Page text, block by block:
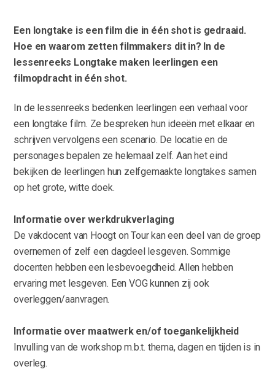
Een longtake is een film die in één shot is gedraaid.
Hoe en waarom zetten filmmakers dit in? In de
lessenreeks Longtake maken leerlingen een
filmopdracht in één shot.
In de lessenreeks bedenken leerlingen een verhaal voor
een longtake film. Ze bespreken hun ideeën met elkaar en
schrijven vervolgens een scenario. De locatie en de
personages bepalen ze helemaal zelf. Aan het eind
bekijken de leerlingen hun zelfgemaakte longtakes samen
op het grote, witte doek.
Informatie over werkdrukverlaging
De vakdocent van Hoogt on Tour kan een deel van de groep
overnemen of zelf een dagdeel lesgeven. Sommige
docenten hebben een lesbevoegdheid. Allen hebben
ervaring met lesgeven. Een VOG kunnen zij ook
overleggen/aanvragen.
Informatie over maatwerk en/of toegankelijkheid
Invulling van de workshop m.b.t. thema, dagen en tijden is in
overleg.